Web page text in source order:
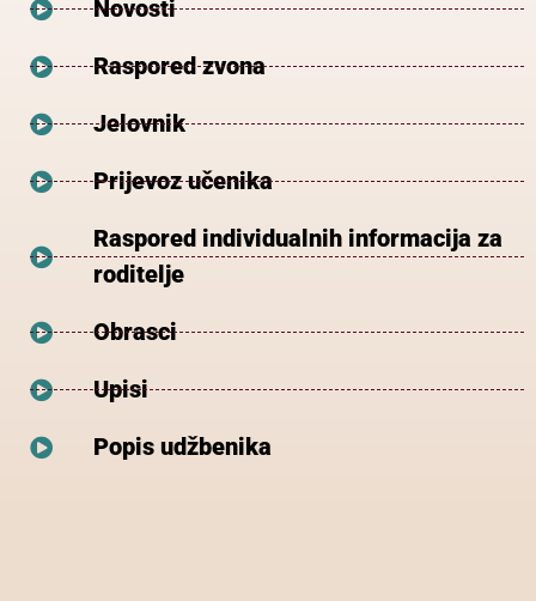
Novosti
Raspored zvona
Jelovnik
Prijevoz učenika
Raspored individualnih informacija za
roditelje
Obrasci
Upisi
Popis udžbenika